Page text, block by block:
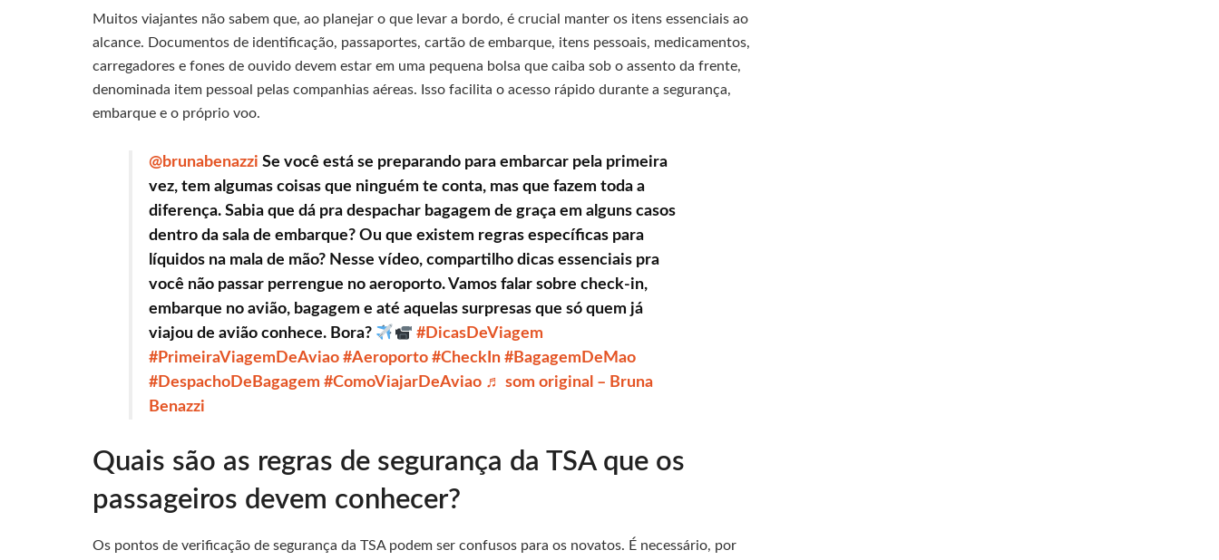
Muitos viajantes não sabem que, ao planejar o que levar a bordo, é crucial manter os itens essenciais ao
alcance. Documentos de identificação, passaportes, cartão de embarque, itens pessoais, medicamentos,
carregadores e fones de ouvido devem estar em uma pequena bolsa que caiba sob o assento da frente,
denominada item pessoal pelas companhias aéreas. Isso facilita o acesso rápido durante a segurança,
embarque e o próprio voo.
@brunabenazzi Se você está se preparando para embarcar pela primeira
vez, tem algumas coisas que ninguém te conta, mas que fazem toda a
diferença. Sabia que dá pra despachar bagagem de graça em alguns casos
dentro da sala de embarque? Ou que existem regras específicas para
líquidos na mala de mão? Nesse vídeo, compartilho dicas essenciais pra
você não passar perrengue no aeroporto. Vamos falar sobre check-in,
embarque no avião, bagagem e até aquelas surpresas que só quem já
viajou de avião conhece. Bora?
#DicasDeViagem
#PrimeiraViagemDeAviao #Aeroporto #CheckIn #BagagemDeMao
#DespachoDeBagagem #ComoViajarDeAviao ♬ som original – Bruna
Benazzi
Quais são as regras de segurança da TSA que os
passageiros devem conhecer?
Os pontos de verificação de segurança da TSA podem ser confusos para os novatos. É necessário, por